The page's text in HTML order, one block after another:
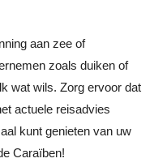
aan zee of
zoals duiken of
wat wils. Zorg ervoor dat
actuele reisadvies
kunt genieten van uw
Caraïben!